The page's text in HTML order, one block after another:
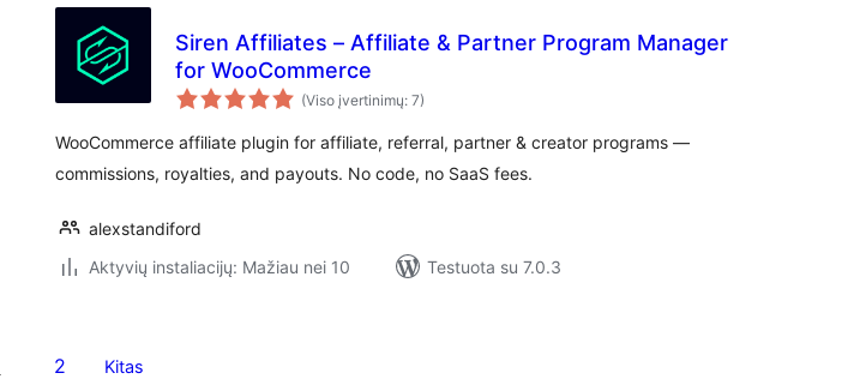
Siren Affiliates – Affiliate & Partner Program Manager
for WooCommerce
(Viso įvertinimų: 7)
WooCommerce affiliate plugin for affiliate, referral, partner & creator programs —
commissions, royalties, and payouts. No code, no SaaS fees.
alexstandiford
Aktyvių instaliacijų: Mažiau nei 10
Testuota su 7.0.3
2 Kitas